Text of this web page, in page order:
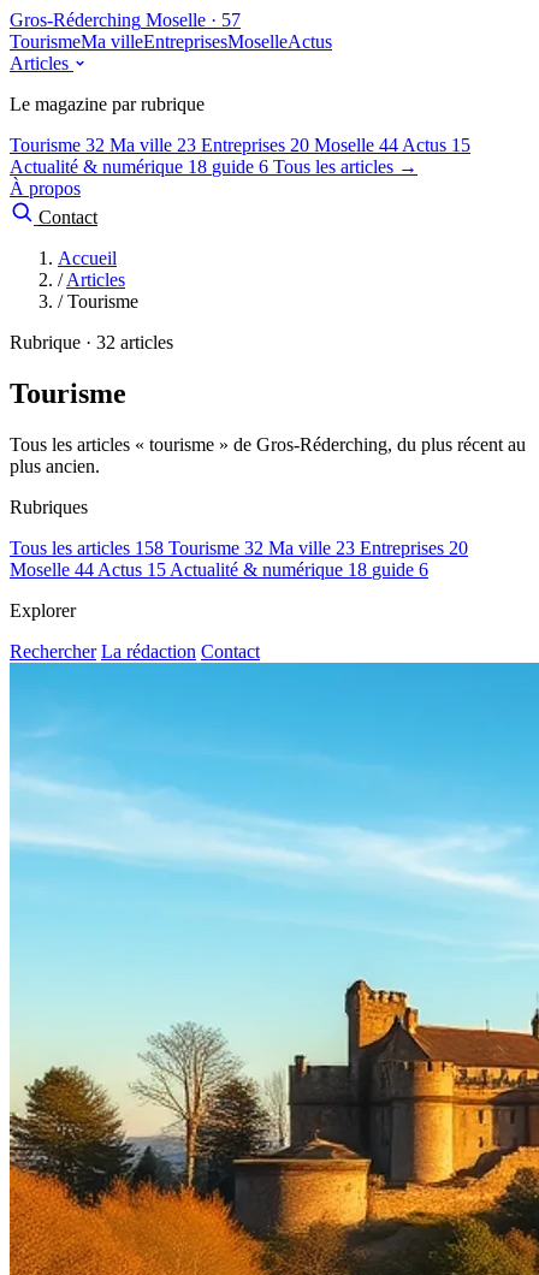
Gros-Réderching Moselle · 57
TourismeMa villeEntreprisesMoselleActus
Articles
Le magazine par rubrique
Tourisme 32 Ma ville 23 Entreprises 20 Moselle 44 Actus 15
Actualité & numérique 18 guide 6 Tous les articles →
À propos
Contact
Accueil
/ Articles
/ Tourisme
Rubrique · 32 articles
Tourisme
Tous les articles « tourisme » de Gros-Réderching, du plus récent au
plus ancien.
Rubriques
Tous les articles 158 Tourisme 32 Ma ville 23 Entreprises 20
Moselle 44 Actus 15 Actualité & numérique 18 guide 6
Explorer
Rechercher La rédaction Contact